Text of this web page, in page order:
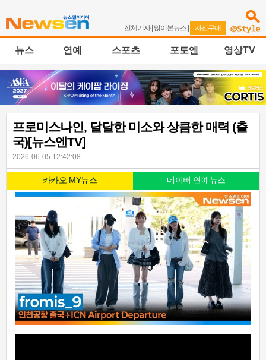
전체기사| 많이본뉴스 | 사진구매
뉴스 연예 스포츠 포토엔 영상TV
프로미스나인, 달달한 미소와 상큼한 매력 (출
국)[뉴스엔TV]
2026-06-05 12:42:08
카카오 MY뉴스 네이버 연예뉴스